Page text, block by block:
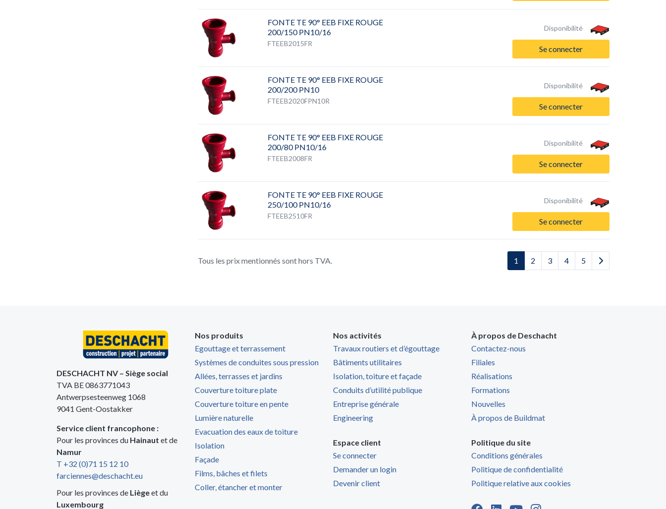
FONTE TE 90° EEB FIXE ROUGE
200/150 PN10/16
FTEEB2015FR
Disponibilité
Se connecter
FONTE TE 90° EEB FIXE ROUGE
200/200 PN10
FTEEB2020FPN10R
Disponibilité
Se connecter
FONTE TE 90° EEB FIXE ROUGE
200/80 PN10/16
FTEEB2008FR
Disponibilité
Se connecter
FONTE TE 90° EEB FIXE ROUGE
250/100 PN10/16
FTEEB2510FR
Disponibilité
Se connecter
Tous les prix mentionnés sont hors TVA. 1 2 3 4 5
DESCHACHT NV – Siège social
TVA BE 0863771043
Antwerpsesteenweg 1068
9041 Gent-Oostakker
Service client francophone :
Pour les provinces du Hainaut et de
Namur
T +32 (0)71 15 12 10
farciennes@deschacht.eu
Pour les provinces de Liègeet du
Luxembourg
Nos produits
Egouttage et terrassement
Systèmes de conduites sous pression
Allées, terrasses et jardins
Couverture toiture plate
Couverture toiture en pente
Lumière naturelle
Evacuation des eaux de toiture
Isolation
Façade
Films, bâches et filets
Coller, étancher et monter
Nos activités
Travaux routiers et d’égouttage
Bâtiments utilitaires
Isolation, toiture et façade
Conduits d’utilité publique
Entreprise générale
Engineering
Espace client
Se connecter
Demander un login
Devenir client
À propos de Deschacht
Contactez-nous
Filiales
Réalisations
Formations
Nouvelles
À propos de Buildmat
Politique du site
Conditions générales
Politique de confidentialité
Politique relative aux cookies